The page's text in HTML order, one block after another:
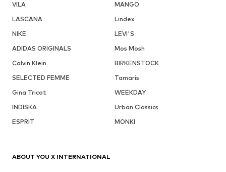
VILA
MANGO
LASCANA
Lindex
NIKE
LEVI'S
ADIDAS ORIGINALS
Mos Mosh
Calvin Klein
BIRKENSTOCK
SELECTED FEMME
Tamaris
Gina Tricot
WEEKDAY
INDISKA
Urban Classics
ESPRIT
MONKI
ABOUT YOU X INTERNATIONAL